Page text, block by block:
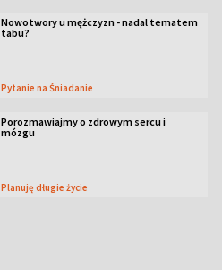
Nowotwory u mężczyzn - nadal tematem
tabu?
Pytanie na Śniadanie
Porozmawiajmy o zdrowym sercu i
mózgu
Planuję długie życie